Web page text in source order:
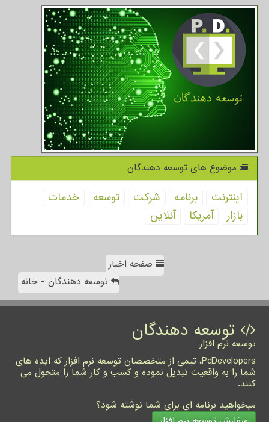
موضوع های توسعه دهندگان
اینترنت برنامه شركت توسعه
خدمات
بازار
آمریكا آنلاین
صفحه اخبار
توسعه دهندگان - خانه
توسعه دهندگان
توسعه نرم افزار
PcDevelopers، تیمی از متخصصان توسعه نرم افزار که ایده های
شما را به واقعیت تبدیل نموده و کسب و کار شما را متحول می
کنند.
میخواهید برنامه ای برای شما نوشته شود؟